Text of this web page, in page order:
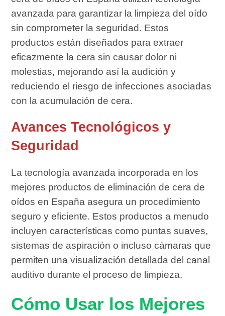
avanzada para garantizar la limpieza del oído
sin comprometer la seguridad. Estos
productos están diseñados para extraer
eficazmente la cera sin causar dolor ni
molestias, mejorando así la audición y
reduciendo el riesgo de infecciones asociadas
con la acumulación de cera.
Avances Tecnológicos y
Seguridad
La tecnología avanzada incorporada en los
mejores productos de eliminación de cera de
oídos en España asegura un procedimiento
seguro y eficiente. Estos productos a menudo
incluyen características como puntas suaves,
sistemas de aspiración o incluso cámaras que
permiten una visualización detallada del canal
auditivo durante el proceso de limpieza.
Cómo Usar los Mejores